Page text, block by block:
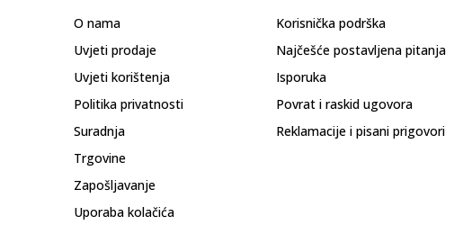
O nama
Uvjeti prodaje
Uvjeti korištenja
Politika privatnosti
Suradnja
Trgovine
Zapošljavanje
Uporaba kolačića
Korisnička podrška
Najčešće postavljena pitanja
Isporuka
Povrat i raskid ugovora
Reklamacije i pisani prigovori